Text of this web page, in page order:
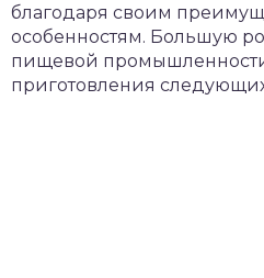
благодаря своим
особенностям. Большую
пищевой
приготовления